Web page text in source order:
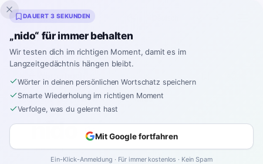
Inklingo
Startseite›Spanisch› Wörterbuch ›nido
nido
nee-doh ˈniðo
DAUERT 3 SEKUNDEN
„nido“ für immer behalten
Wir testen dich im richtigen Moment, damit es im
Langzeitgedächtnis hängen bleibt.
Wörter in deinen persönlichen Wortschatz speichern
Smarte Wiederholung im richtigen Moment
Verfolge, was du gelernt hast
Mit Google fortfahren
Ein-Klick-Anmeldung · Für immer kostenlos · Kein Spam